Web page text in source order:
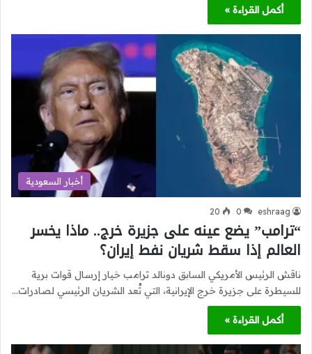
أكمل القراءة »
أخبار السعودية
eshraag
0
20
“ترامب” يضع عينه على جزيرة خرج.. ماذا يخسر
العالم إذا سقط شريان نفط إيران؟
ناقش الرئيس الأمريكي السابق دونالد ترامب خيار إرسال قوات برية
للسيطرة على جزيرة خرج الإيرانية، التي تُعد الشريان الرئيسي لصادرات…
أكمل القراءة »